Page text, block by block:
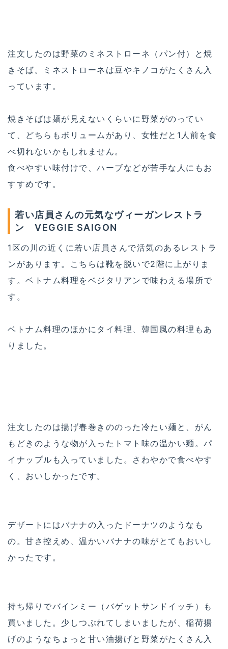
注文したのは野菜のミネストローネ（パン付）と焼
きそば。ミネストローネは豆やキノコがたくさん入
っています。
焼きそばは麺が見えないくらいに野菜がのってい
て、どちらもボリュームがあり、女性だと1人前を食
べ切れないかもしれません。
食べやすい味付けで、ハーブなどが苦手な人にもお
すすめです。
若い店員さんの元気なヴィーガンレストラ
ン VEGGIE SAIGON
1区の川の近くに若い店員さんで活気のあるレストラ
ンがあります。こちらは靴を脱いで2階に上がりま
す。ベトナム料理をベジタリアンで味わえる場所で
す。
ベトナム料理のほかにタイ料理、韓国風の料理もあ
りました。
注文したのは揚げ春巻きののった冷たい麺と、がん
もどきのような物が入ったトマト味の温かい麺。パ
イナップルも入っていました。さわやかで食べやす
く、おいしかったです。
デザートにはバナナの入ったドーナツのようなも
の。甘さ控えめ、温かいバナナの味がとてもおいし
かったです。
持ち帰りでバインミー（バゲットサンドイッチ）も
買いました。少しつぶれてしまいましたが、稲荷揚
げのようなちょっと甘い油揚げと野菜がたくさん入